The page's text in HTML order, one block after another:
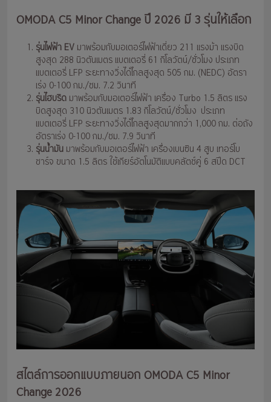
OMODA C5 Minor Change ปี 2026 มี 3 รุ่นให้เลือก
รุ่นไฟฟ้า EV มาพร้อมกับมอเตอร์ไฟฟ้าเดี่ยว 211 แรงม้า แรงบิด
สูงสุด 288 นิวตันเมตร แบตเตอรี่ 61 กิโลวัตน์/ชั่วโมง ประเภท
แบตเตอรี่ LFP ระยะทางวิ่งได้ไกลสูงสุด 505 กม. (NEDC) อัตรา
เร่ง 0-100 กม./ชม. 7.2 วินาที
รุ่นไฮบริด มาพร้อมกับมอเตอร์ไฟฟ้า เครื่อง Turbo 1.5 ลิตร แรง
บิดสูงสุด 310 นิวตันเมตร 1.83 กิโลวัตน์/ชั่วโมง ประเภท
แบตเตอรี่ LFP ระยะทางวิ่งได้ไกลสูงสุดมากกว่า 1,000 กม. ต่อถัง
อัตราเร่ง 0-100 กม./ชม. 7.9 วินาที
รุ่นน้ำมัน มาพร้อมกับมอเตอร์ไฟฟ้า เครื่องเบนซิน 4 สูบ เทอร์โบ
ชาร์จ ขนาด 1.5 ลิตร ใช้เกียร์อัตโนมัติแบบคลัตช์คู่ 6 สปีด DCT
สไตล์การออกแบบภายนอก OMODA C5 Minor
Change 2026